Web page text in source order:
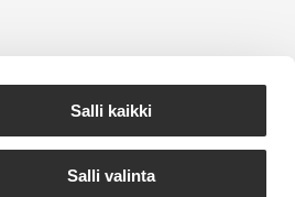
Salli kaikki
Salli valinta